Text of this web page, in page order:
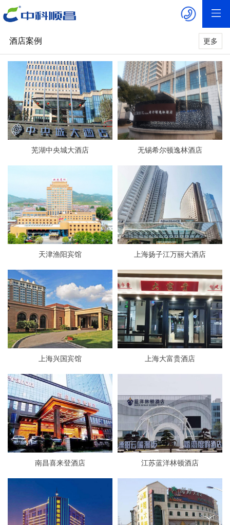
更多
酒店案例
芜湖中央城大酒店 无锡希尔顿逸林酒店
天津渔阳宾馆 上海扬子江万丽大酒店
上海兴国宾馆 上海大富贵酒店
南昌喜来登酒店 江苏蓝洋林顿酒店